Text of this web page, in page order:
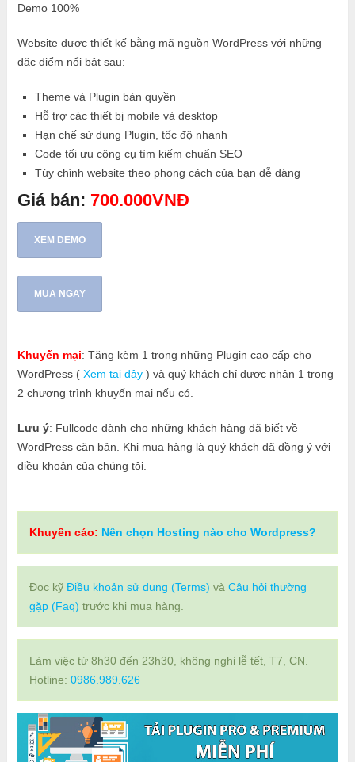
Demo 100%
Website được thiết kế bằng mã nguồn WordPress với những
đặc điểm nổi bật sau:
Theme và Plugin bản quyền
Hỗ trợ các thiết bị mobile và desktop
Hạn chế sử dụng Plugin, tốc độ nhanh
Code tối ưu công cụ tìm kiếm chuẩn SEO
Tùy chỉnh website theo phong cách của bạn dễ dàng
Giá bán: 700.000VNĐ
XEM DEMO
MUA NGAY
Khuyến mại: Tặng kèm 1 trong những Plugin cao cấp cho
WordPress ( Xem tại đây) và quý khách chỉ được nhận 1 trong
2 chương trình khuyến mại nếu có.
Lưu ý: Fullcode dành cho những khách hàng đã biết về
WordPress căn bản. Khi mua hàng là quý khách đã đồng ý với
điều khoản của chúng tôi.
Khuyến cáo: Nên chọn Hosting nào cho Wordpress?
Đọc kỹ Điều khoản sử dụng (Terms) và Câu hỏi thường
gặp (Faq) trước khi mua hàng.
Làm việc từ 8h30 đến 23h30, không nghỉ lễ tết, T7, CN.
Hotline: 0986.989.626